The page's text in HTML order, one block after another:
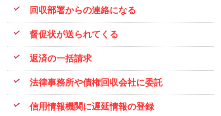
回収部署からの連絡になる
督促状が送られてくる
返済の一括請求
法律事務所や債権回収会社に委託
信用情報機関に遅延情報の登録